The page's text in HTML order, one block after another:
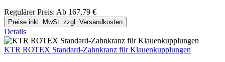
Regulärer Preis: Ab 167,79 €
Preise inkl. MwSt. zzgl. Versandkosten
Details
KTR ROTEX Standard-Zahnkranz für Klauenkupplungen